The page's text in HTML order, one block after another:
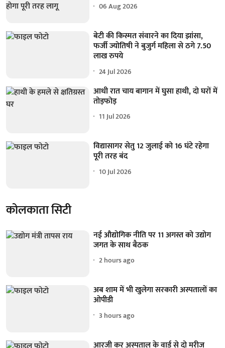
06 Aug 2026
बेटी की किस्मत संवारने का दिया झांसा,
फर्जी ज्योतिषी ने बुजुर्ग महिला से ठगे 7.50
लाख रुपये
24 Jul 2026
आधी रात चाय बागान में घुसा हाथी, दो घरों में
तोड़फोड़
11 Jul 2026
विद्यासागर सेतु 12 जुलाई को 16 घंटे रहेगा
पूरी तरह बंद
10 Jul 2026
कोलकाता सिटी
नई औद्योगिक नीति पर 11 अगस्त को उद्योग
जगत के साथ बैठक
2 hours ago
अब शाम में भी खुलेगा सरकारी अस्पतालों का
ओपीडी
3 hours ago
आरजी कर अस्पताल के वार्ड से दो मरीज